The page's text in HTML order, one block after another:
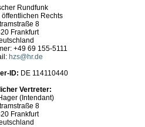
Rundfunk
Rechts
8
Frankfurt
+49 69 155-5111
hzs@hr.de
ID: DE 114110440
Vertreter:
(Intendant)
8
Frankfurt